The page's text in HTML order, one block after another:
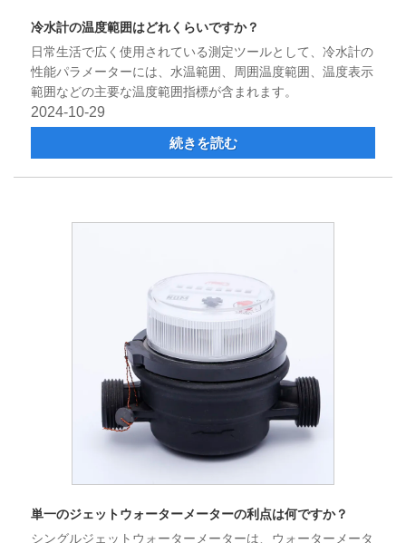
冷水計の温度範囲はどれくらいですか？
日常生活で広く使用されている測定ツールとして、冷水計の
性能パラメーターには、水温範囲、周囲温度範囲、温度表示
範囲などの主要な温度範囲指標が含まれます。
2024-10-29
続きを読む
単一のジェットウォーターメーターの利点は何ですか？
シングルジェットウォーターメーターは、ウォーターメータ